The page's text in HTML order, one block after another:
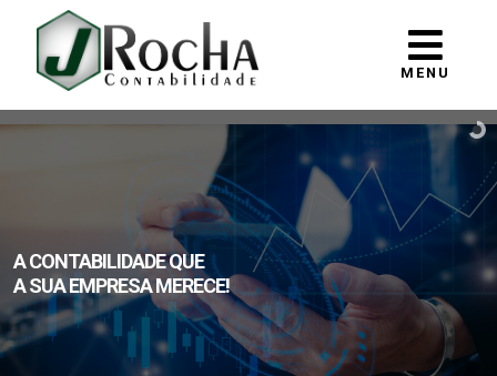
MENU
A CONTABILIDADE QUE
A SUA EMPRESA MERECE!